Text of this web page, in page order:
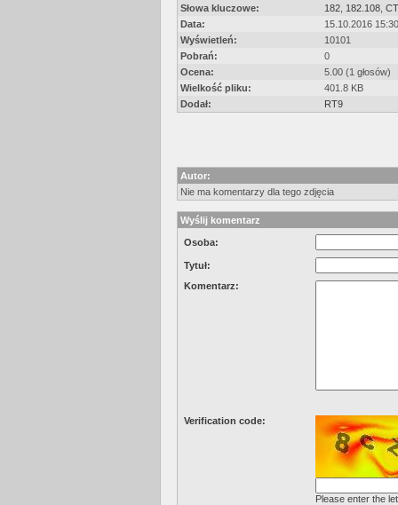
Słowa kluczowe:
182 182.108
Data:
15.10.2016 15:30
Wyświetleń:
10101
Pobrań:
0
Ocena:
5.00 (1 głosów)
Wielkość pliku:
401.8 KB
Dodał:
RT9
Autor:
Nie ma komentarzy dla tego zdjęcia
Wyślij komentarz
Osoba:
Tytuł:
Komentarz:
Verification code:
Please enter the